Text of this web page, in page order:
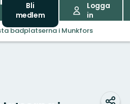
Bli
medlem
Logga
in
badplatserna i Munkfors